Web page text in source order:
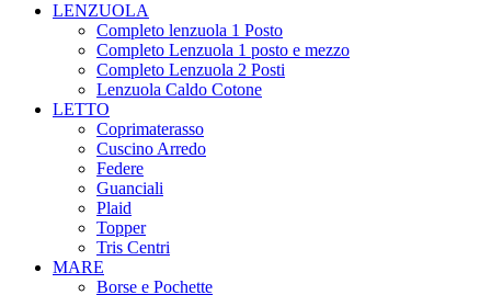
LENZUOLA
Completo lenzuola 1 Posto
Completo Lenzuola 1 posto e mezzo
Completo Lenzuola 2 Posti
Lenzuola Caldo Cotone
LETTO
Coprimaterasso
Cuscino Arredo
Federe
Guanciali
Plaid
Topper
Tris Centri
MARE
Borse e Pochette